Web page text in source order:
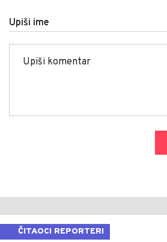
Upiši ime
ČITAOCI REPORTERI